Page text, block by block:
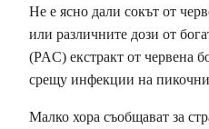
Не е ясно дали сокът от
или различните дози от
(PAC) екстракт от червена
срещу инфекции на
Малко хора съобщават за